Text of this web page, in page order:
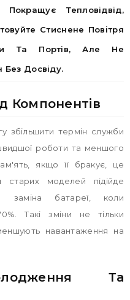
Тепловідвід,
Стиснене Повітря
Та Портів, Але Не
Без Досвіду.
Компонентів
збільшити термін служби
роботи та меншого
якщо її бракує, це
моделей підійде
заміна батареї, коли
Такі зміни не тільки
навантаження на
Та